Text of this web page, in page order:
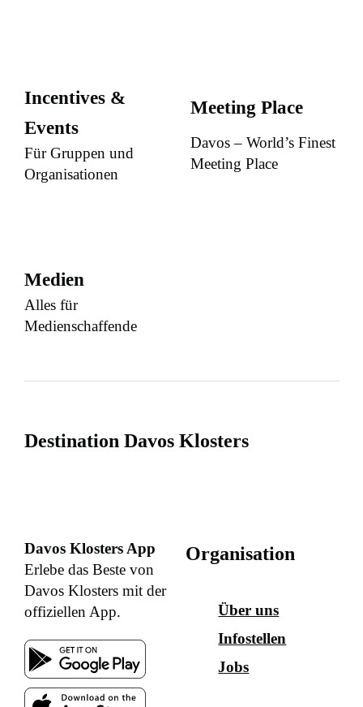
Incentives &
Events
Für Gruppen und
Organisationen
Meeting Place
Davos – World’s Finest
Meeting Place
Medien
Alles für
Medienschaffende
Destination Davos Klosters
Davos Klosters App
Erlebe das Beste von
Davos Klosters mit der
offiziellen App.
Organisation
Über uns
Infostellen
Jobs